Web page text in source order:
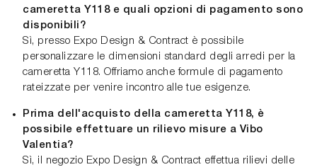
cameretta Y118 e quali opzioni di pagamento sono
disponibili?
Sì, presso Expo Design & Contract è possibile
personalizzare le dimensioni standard degli arredi per la
cameretta Y118. Offriamo anche formule di pagamento
rateizzate per venire incontro alle tue esigenze.
Prima dell'acquisto della cameretta Y118, è
possibile effettuare un rilievo misure a Vibo
Valentia?
Sì, il negozio Expo Design & Contract effettua rilievi delle